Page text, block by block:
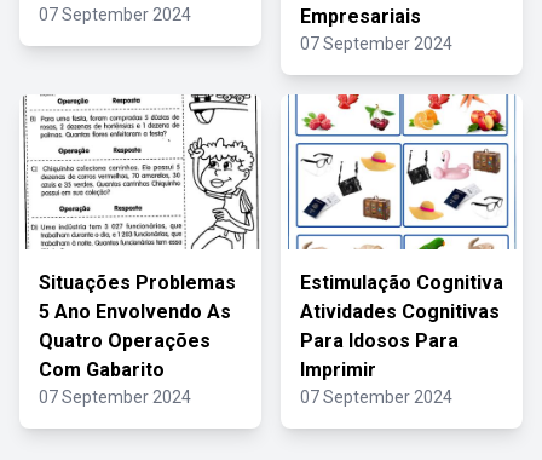
07 September 2024
Empresariais
07 September 2024
Situações Problemas
5 Ano Envolvendo As
Quatro Operações
Com Gabarito
07 September 2024
Estimulação Cognitiva
Atividades Cognitivas
Para Idosos Para
Imprimir
07 September 2024